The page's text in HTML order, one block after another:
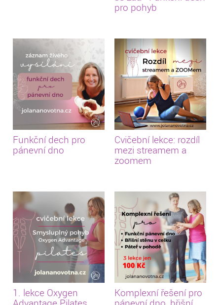
pro pohyb
Funkční dech pro
pánevní dno
Cvičební lekce: rozdíl
mezi streamem a
zoomem
1. lekce Oxygen
Komplexní řešení pro